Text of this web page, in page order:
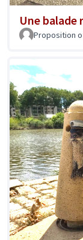
Une
Proposition